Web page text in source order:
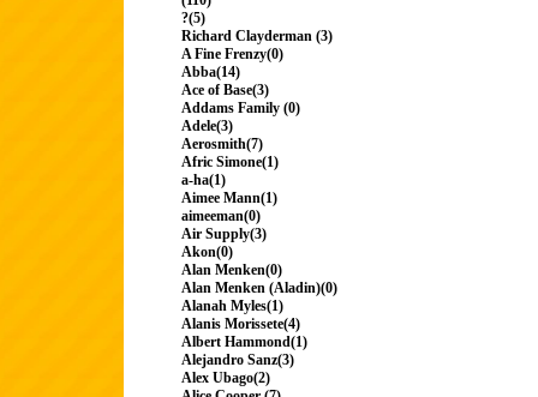
?(5)
Richard Clayderman (3)
A Fine Frenzy(0)
Abba(14)
Ace of Base(3)
Addams Family (0)
Adele(3)
Aerosmith(7)
Afric Simone(1)
a-ha(1)
Aimee Mann(1)
aimeeman(0)
Air Supply(3)
Akon(0)
Alan Menken(0)
Alan Menken (Aladin)(0)
Alanah Myles(1)
Alanis Morissete(4)
Albert Hammond(1)
Alejandro Sanz(3)
Alex Ubago(2)